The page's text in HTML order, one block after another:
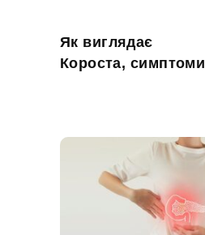
Як виглядає
Короста, симптоми